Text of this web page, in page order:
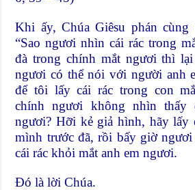
Khi ấy, Chúa Giêsu phán cùng
“Sao ngươi nhìn cái rác trong
đà trong chính mắt ngươi thì
ngươi có thể nói với người anh
để tôi lấy cái rác trong con
chính ngươi không nhìn thấy
ngươi? Hỡi kẻ giả hình, hãy lấy
mình trước đã, rồi bấy giờ
cái rác khỏi mắt anh em ngươi.
Đó là lời Chúa.